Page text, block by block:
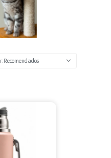
Recomendados